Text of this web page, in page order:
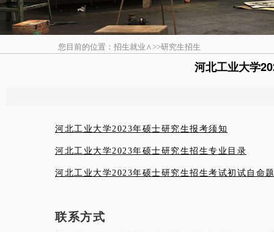
您目前的位置：招生就业∧>>研究生招生
河北工业大学
河北工业大学2023年硕士研究生报考须知
河北工业大学2023年硕士研究生招生专业目录
河北工业大学2023年硕士研究生招生考试初试自命
联系方式